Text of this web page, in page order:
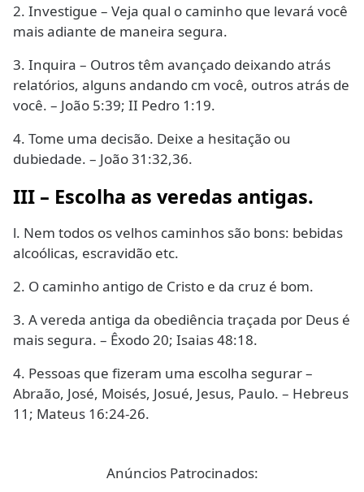
2. Investigue – Veja qual o caminho que levará você
mais adiante de maneira segura.
3. Inquira – Outros têm avançado deixando atrás
relatórios, alguns andando cm você, outros atrás de
você. – João 5:39; II Pedro 1:19.
4. Tome uma decisão. Deixe a hesitação ou
dubiedade. – João 31:32,36.
III – Escolha as veredas antigas.
l. Nem todos os velhos caminhos são bons: bebidas
alcoólicas, escravidão etc.
2. O caminho antigo de Cristo e da cruz é bom.
3. A vereda antiga da obediência traçada por Deus é
mais segura. – Êxodo 20; Isaias 48:18.
4. Pessoas que fizeram uma escolha segurar –
Abraão, José, Moisés, Josué, Jesus, Paulo. – Hebreus
11; Mateus 16:24-26.
Anúncios Patrocinados: